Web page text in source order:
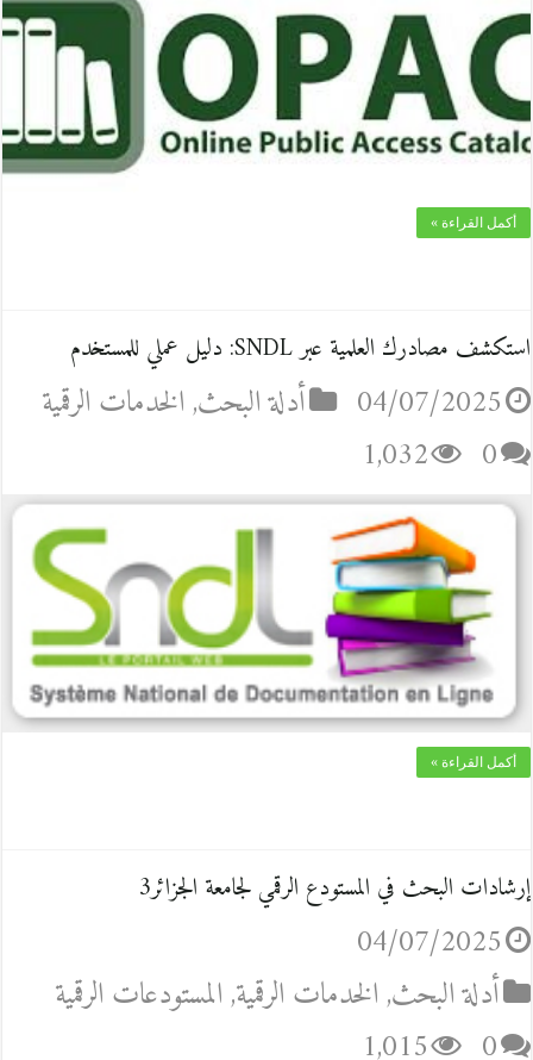
أكمل القراءة »
استكشف مصادرك العلمية عبر SNDL: دليل عملي للمستخدم
04/07/2025 أدلة البحث,الخدمات الرقمية
0
1,032
أكمل القراءة »
إرشادات البحث في المستودع الرقمي لجامعة الجزائر3
04/07/2025
أدلة البحث,الخدمات الرقمية,المستودعات الرقمية
0
1,015